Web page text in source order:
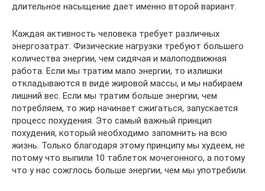
длительное насыщение дает именно второй вариант.
Каждая активность человека требует различных
энергозатрат. Физические нагрузки требуют большего
количества энергии, чем сидячая и малоподвижная
работа. Если мы тратим мало энергии, то излишки
откладываются в виде жировой массы, и мы набираем
лишний вес. Если мы тратим больше энергии, чем
потребляем, то жир начинает сжигаться, запускается
процесс похудения. Это самый важный принцип
похудения, который необходимо запомнить на всю
жизнь. Только благодаря этому принципу мы худеем, не
потому что выпили 10 таблеток мочегонного, а потому
что у нас сожглось больше энергии, чем мы употребили.